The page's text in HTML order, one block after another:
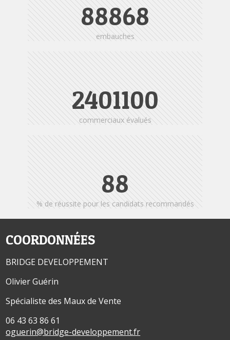
88868
embauches
2405123
commerciaux évalués
95
% de réussite pour les candidats recommandés
COORDONNÉES
BRIDGE DEVELOPPEMENT
Olivier Guérin
Spécialiste des Maux de Vente
06 43 63 86 61
oguerin@bridge-developpement.fr